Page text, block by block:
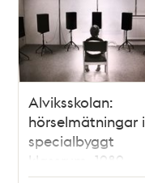
Alviksskolan:
hörselmätningar i
specialbyggt
klassrum, 1989